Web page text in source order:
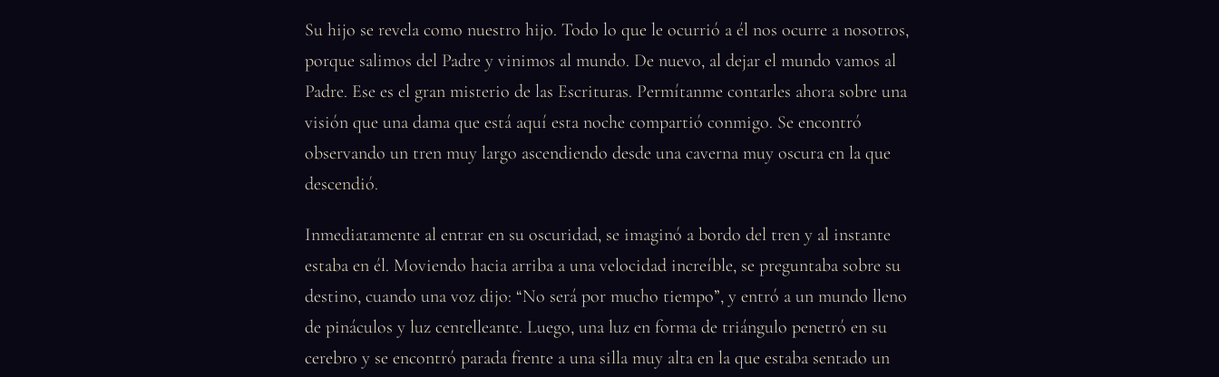
Su hijo se revela como nuestro hijo. Todo lo que le ocurrió a él nos ocurre a nosotros,
porque salimos del Padre y vinimos al mundo. De nuevo, al dejar el mundo vamos al
Padre. Ese es el gran misterio de las Escrituras. Permítanme contarles ahora sobre una
visión que una dama que está aquí esta noche compartió conmigo. Se encontró
observando un tren muy largo ascendiendo desde una caverna muy oscura en la que
descendió.
Inmediatamente al entrar en su oscuridad, se imaginó a bordo del tren y al instante
estaba en él. Moviendo hacia arriba a una velocidad increíble, se preguntaba sobre su
destino, cuando una voz dijo: “No será por mucho tiempo”, y entró a un mundo lleno
de pináculos y luz centelleante. Luego, una luz en forma de triángulo penetró en su
cerebro y se encontró parada frente a una silla muy alta en la que estaba sentado un